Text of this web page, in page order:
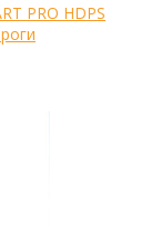
PRO HDPS